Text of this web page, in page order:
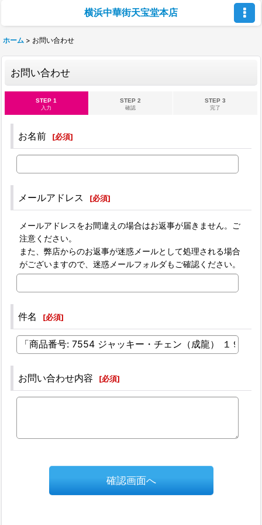
横浜中華街天宝堂本店
ホーム > お問い合わせ
お問い合わせ
STEP 1
入力
STEP 2
確認
STEP 3
完了
お名前 [必須]
メールアドレス [必須]
メールアドレスをお間違えの場合はお返事が届きません。ご
注意ください。
また、弊店からのお返事が迷惑メールとして処理される場合
がございますので、迷惑メールフォルダもご確認ください。
件名 [必須]
お問い合わせ内容 [必須]
確認画面へ